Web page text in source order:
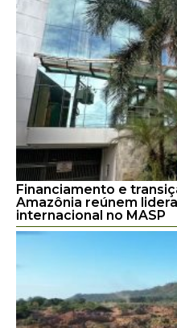
Financiamento e
Amazônia reúnem
internacional no MASP